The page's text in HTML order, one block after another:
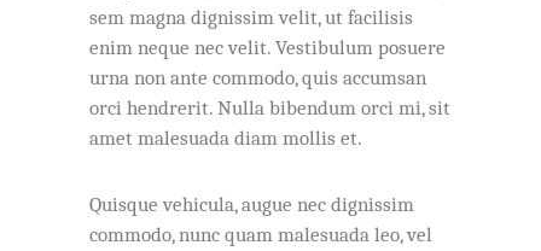
sem magna dignissim velit, ut facilisis
enim neque nec velit. Vestibulum posuere
urna non ante commodo, quis accumsan
orci hendrerit. Nulla bibendum orci mi, sit
amet malesuada diam mollis et.
Quisque vehicula, augue nec dignissim
commodo, nunc quam malesuada leo, vel